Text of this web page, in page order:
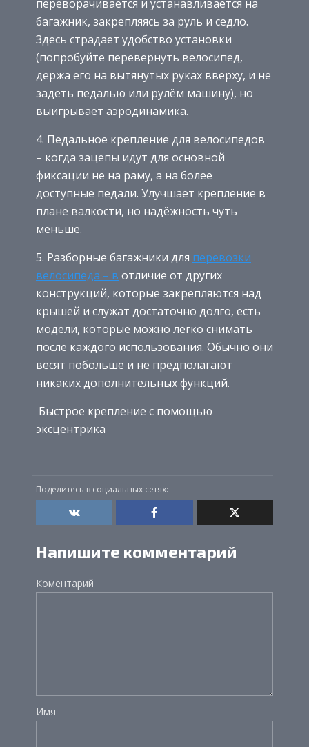
переворачивается и устанавливается на
багажник, закрепляясь за руль и седло.
Здесь страдает удобство установки
(попробуйте перевернуть велосипед,
держа его на вытянутых руках вверху, и не
задеть педалью или рулём машину), но
выигрывает аэродинамика.
4. Педальное крепление для велосипедов
– когда зацепы идут для основной
фиксации не на раму, а на более
доступные педали. Улучшает крепление в
плане валкости, но надёжность чуть
меньше.
5. Разборные багажники для перевозки
велосипеда – в отличие от других
конструкций, которые закрепляются над
крышей и служат достаточно долго, есть
модели, которые можно легко снимать
после каждого использования. Обычно они
весят побольше и не предполагают
никаких дополнительных функций.
Быстрое крепление с помощью
эксцентрика
Поделитесь в социальных сетях:
Напишите комментарий
Коментарий
Имя